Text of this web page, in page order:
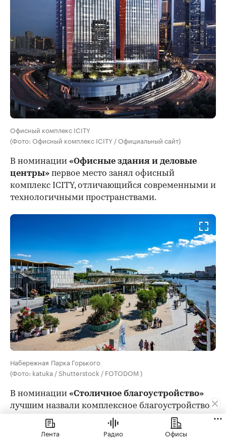
Офисный комплекс ICITY
(Фото: Офисный комплекс ICITY / Официальный сайт)
В номинации «Офисные здания и деловые
центры» первое место занял офисный
комплекс ICITY, отличающийся современными и
технологичными пространствами.
Набережная Парка Горького
(Фото: katuka / Shutterstock / FOTODOM )
В номинации «Столичное благоустройство»
лучшим назвали комплексное благоустройство
Парка Горького. Масштабные работы провели
на Пушкинской набережной, а также привели в
Лента Радио Офисы